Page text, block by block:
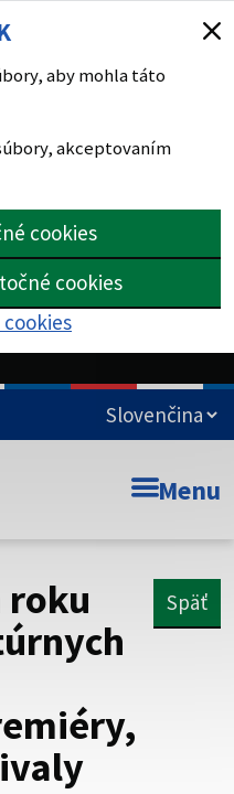
aby mohla táto
akceptovaním
cookies
cookies
cookies
zdieľate informácie iba
Zabezpečená stránka
domény webového sídla.
Menu
roku
Späť